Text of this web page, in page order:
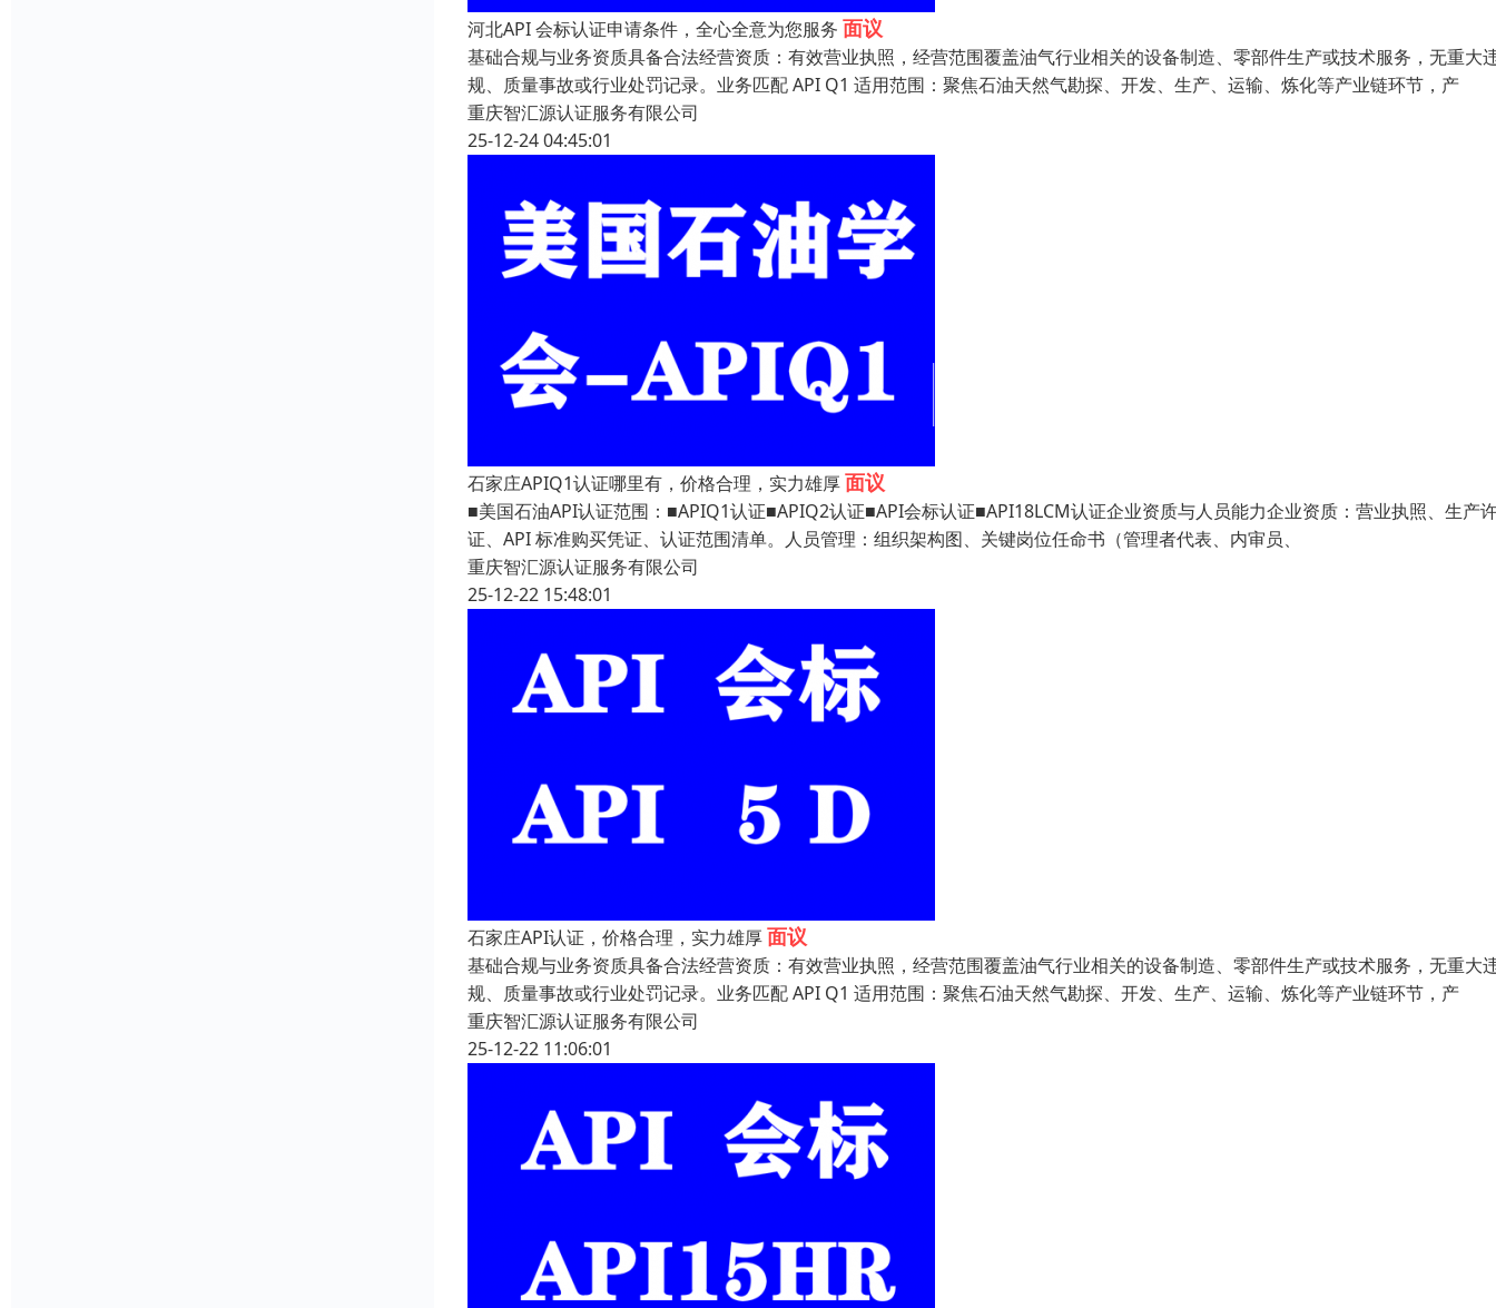
河北API 会标认证申请条件，全心全意为您服务 面议
基础合规与业务资质具备合法经营资质：有效营业执照，经营范围覆盖油气行业相关的设备制造、零部件生产或技术服务，无重大
规、质量事故或行业处罚记录。业务匹配 API Q1 适用范围：聚焦石油天然气勘探、开发、生产、运输、炼化等产业链环节，产
重庆智汇源认证服务有限公司
25-12-24 04:45:01
石家庄APIQ1认证哪里有，价格合理，实力雄厚面议
■美国石油API认证范围：■APIQ1认证■APIQ2认证■API会标认证■API18LCM认证企业资质与人员能力企业资质：营业执照、生产
证、API 标准购买凭证、认证范围清单。人员管理：组织架构图、关键岗位任命书（管理者代表、内审员、
重庆智汇源认证服务有限公司
25-12-22 15:48:01
石家庄API认证，价格合理，实力雄厚面议
基础合规与业务资质具备合法经营资质：有效营业执照，经营范围覆盖油气行业相关的设备制造、零部件生产或技术服务，无重大
规、质量事故或行业处罚记录。业务匹配 API Q1 适用范围：聚焦石油天然气勘探、开发、生产、运输、炼化等产业链环节，产
重庆智汇源认证服务有限公司
25-12-22 11:06:01